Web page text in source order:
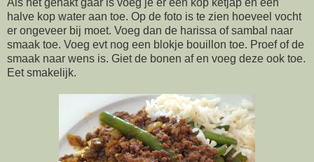
halve kop water aan toe. Op de foto is te zien hoeveel vocht
er ongeveer bij moet. Voeg dan de harissa of sambal naar
smaak toe. Voeg evt nog een blokje bouillon toe. Proef of de
smaak naar wens is. Giet de bonen af en voeg deze ook toe.
Eet smakelijk.